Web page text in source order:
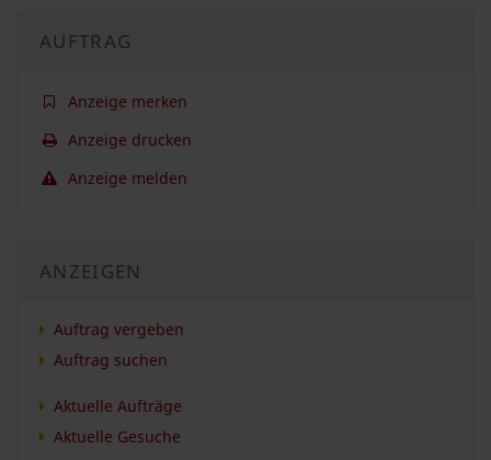
AUFTRAG
Anzeige merken
Anzeige drucken
Anzeige melden
ANZEIGEN
Auftrag vergeben
Auftrag suchen
Aktuelle Aufträge
Aktuelle Gesuche